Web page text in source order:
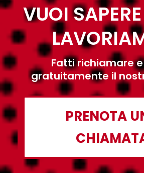
VUOI
Fatti richiamare
gratuitamente il
PRENOTA